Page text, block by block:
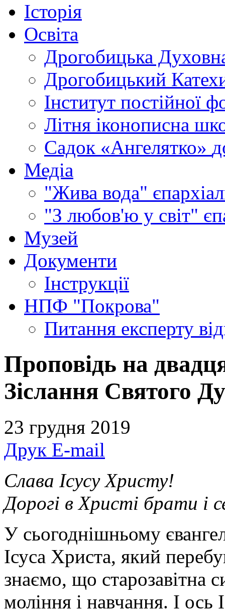
Історія
Освіта
Дрогобицька
Дрогобицький
Інститут постійної
Літня іконописна
Садок «Ангелятко»
Медіа
"Жива вода"
"З любов'ю у світ"
Музей
Документи
Інструкції
НПФ "Покрова"
Питання експерту
Проповідь на
Зіслання Святого
23 грудня 2019
Друк E-mail
Слава Ісусу Христу!
Дорогі в Христі брати і
У сьогоднішньому
Ісуса Христа, який
знаємо, що старозавітна
моління і навчання. І ось